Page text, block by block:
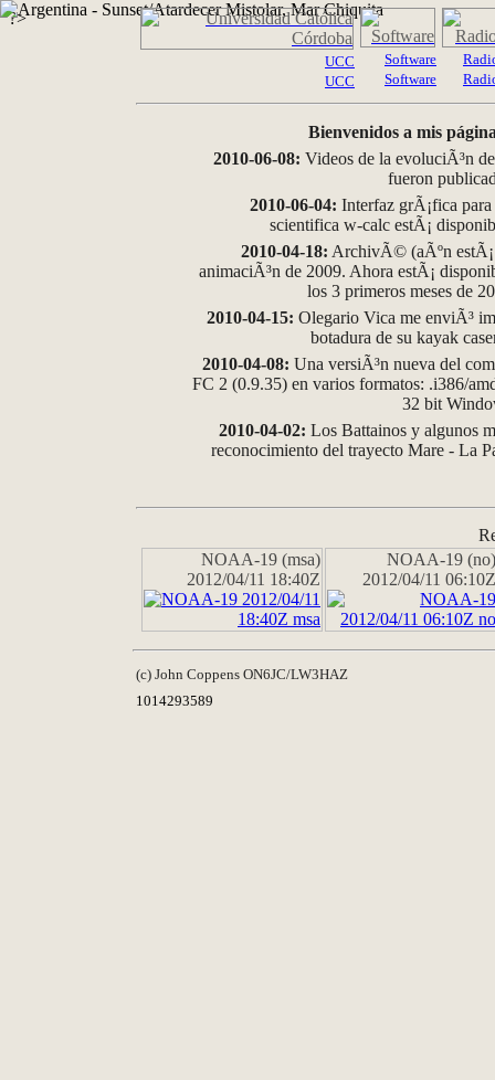
?>
UCC
UCC
Software
Software
Bienvenidos a mis
2010-06-08: Videos de la evoluciÃ³n
fueron
2010-06-04: Interfaz grÃ¡fica
scientifica w-calc estÃ¡
2010-04-18: ArchivÃ© (aÃºn
animaciÃ³n de 2009. Ahora estÃ¡
los 3 primeros meses de
2010-04-15: Olegario Vica me enviÃ³
botadura de su kayak
2010-04-08: Una versiÃ³n nueva del
FC 2 (0.9.35) en varios formatos: .i386/
32 bit
2010-04-02: Los Battainos y algunos
reconocimiento del trayecto Mare - La
NOAA-19 (msa)
2012/04/11 18:40Z
NOAA-19 (no)
2012/04/11 06:10Z
(c) John Coppens ON6JC/LW3HAZ
1014293589